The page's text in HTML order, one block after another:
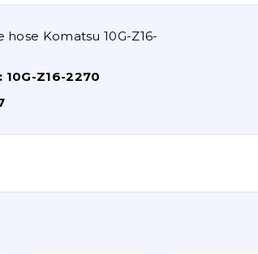
hose Komatsu 10G-Z16-
10G-Z16-2270